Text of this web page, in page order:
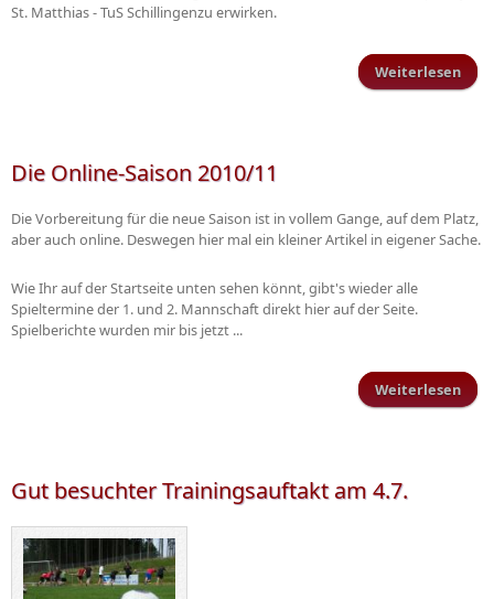
St. Matthias - TuS Schillingenzu erwirken.
Weiterlesen
Die Online-Saison 2010/11
Die Vorbereitung für die neue Saison ist in vollem Gange, auf dem Platz,
aber auch online. Deswegen hier mal ein kleiner Artikel in eigener Sache.
Wie Ihr auf der Startseite unten sehen könnt, gibt's wieder alle
Spieltermine der 1. und 2. Mannschaft direkt hier auf der Seite.
Spielberichte wurden mir bis jetzt ...
Weiterlesen
Gut besuchter Trainingsauftakt am 4.7.